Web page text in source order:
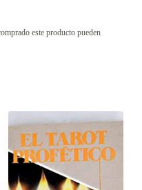
este producto pueden